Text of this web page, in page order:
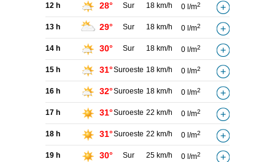
12 h 28° Sur 18 km/h 0 l/m2
13 h 29° Sur 18 km/h 0 l/m2
14 h 30° Sur 18 km/h 0 l/m2
15 h 31°Suroeste 18 km/h 0 l/m2
16 h 32°Suroeste 18 km/h 0 l/m2
17 h 31°Suroeste 22 km/h 0 l/m2
18 h 31°Suroeste 22 km/h 0 l/m2
19 h 30° Sur 25 km/h 0 l/m2